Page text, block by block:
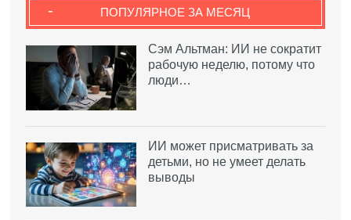
ПОПУЛЯРНОЕ ЗА МЕСЯЦ
-
Сэм Альтман: ИИ не сократит
рабочую неделю, потому что
люди…
ИИ может присматривать за
детьми, но не умеет делать
выводы